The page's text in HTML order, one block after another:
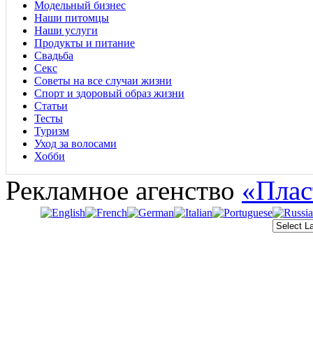
Модельный бизнес
Наши питомцы
Наши услуги
Продукты и питание
Свадьба
Секс
Советы на все случаи жизни
Спорт и здоровый образ жизни
Статьи
Тесты
Туризм
Уход за волосами
Хобби
Рекламное агенство